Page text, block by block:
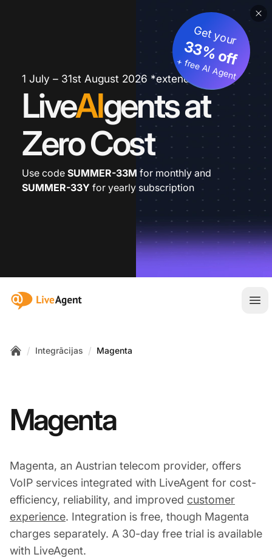
1 July – 31st August 2026 *extended
LiveAIgents at
Zero Cost
Get your
33% off
+ free AI Agent
Use code SUMMER-33M for monthly and
SUMMER-33Y for yearly subscription
:site.title
/ Integrācijas / Magenta
Magenta
Magenta, an Austrian telecom provider, offers
VoIP services integrated with LiveAgent for cost-
efficiency, reliability, and improved customer
experience. Integration is free, though Magenta
charges separately. A 30-day free trial is available
with LiveAgent.